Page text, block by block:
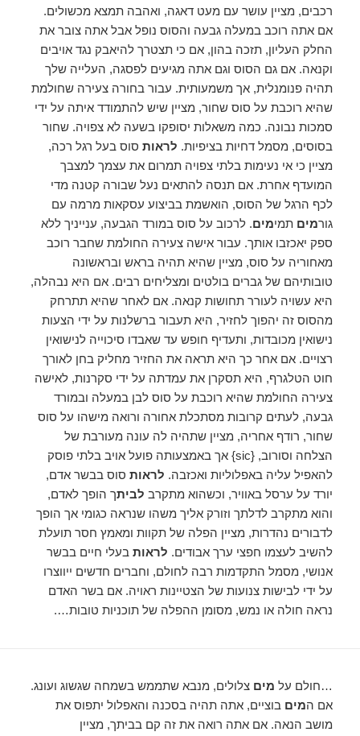
רכבים, מציין עושר עם מעט דאגה, ואהבה תמצא מכשולים.
אם אתה רוכב במעלה גבעה והסוס נופל אבל אתה צובר את
החלק העליון, תזכה בהון, אם כי תצטרך להיאבק נגד אויבים
וקנאה. אם גם הסוס וגם אתה מגיעים לפסגה, העלייה שלך
תהיה פנומנלית, אך משמעותית. עבור בחורה צעירה שחולמת
שהיא רוכבת על סוס שחור, מציין שיש להתמודד איתה על ידי
סמכות נבונה. כמה משאלות יסופקו בשעה לא צפויה. שחור
בסוסים, מסמל דחיות בציפיות. לראות סוס בעל רגל רכה,
מציין כי אי נעימות בלתי צפויה תמרום את עצמך למצבך
המועדף אחרת. אם תנסה להתאים נעל שבורה קטנה מדי
לכף הרגל של הסוס, הואשמת בביצוע עסקאות מרמה עם
גורמים תמימים. לרכוב על סוס במורד הגבעה, ענייניך ללא
ספק יאכזבו אותך. עבור אישה צעירה החולמת שחבר רוכב
מאחוריה על סוס, מציין שהיא תהיה בראש ובראשונה
טובותיהם של גברים בולטים ומצליחים רבים. אם היא נבהלה,
היא עשויה לעורר תחושות קנאה. אם לאחר שהיא תתרחק
מהסוס זה יהפוך לחזיר, היא תעבור ברשלנות על ידי הצעות
נישואין מכובדות, ותעדיף חופש עד שאבדו סיכוייה לנישואין
רצויים. אם אחר כך היא תראה את החזיר מחליק בחן לאורך
חוט הטלגרף, היא תסקרן את עמדתה על ידי סקרנות, לאישה
צעירה החולמת שהיא רוכבת על סוס לבן במעלה ובמורד
גבעה, לעתים קרובות מסתכלת אחורה ורואה מישהו על סוס
שחור, רודף אחריה, מציין שתהיה לה עונה מעורבת של
הצלחה וסורוב, {sic} אך באמצעותה פועל אויב בלתי פוסק
להאפיל עליה באפלוליות ואכזבה. לראות סוס בבשר אדם,
יורד על ערסל באוויר, וכשהוא מתקרב לביתך הופך לאדם,
והוא מתקרב לדלתך וזורק אליך משהו שנראה כגומי אך הופך
לדבורים נהדרות, מציין הפלה של תקוות ומאמץ חסר תועלת
להשיב לעצמו חפצי ערך אבודים. לראות בעלי חיים בבשר
אנושי, מסמל התקדמות רבה לחולם, וחברים חדשים ייווצרו
על ידי לבישות צנועות של הצטיינות ראויה. אם בשר האדם
נראה חולה או נמש, מסומן ההפלה של תוכניות טובות….
…חולם על מים צלולים, מנבא שתממש בשמחה שגשוג ועונג.
אם המים בוציים, אתה תהיה בסכנה והאפלול יתפוס את
מושב הנאה. אם אתה רואה את זה קם בביתך, מציין